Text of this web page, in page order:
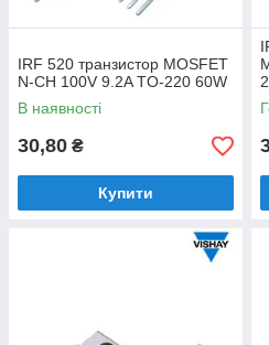
IRF 520 транзистор MOSFET
N-CH 100V 9.2A TO-220 60W
В наявності
30,80 ₴
Купити